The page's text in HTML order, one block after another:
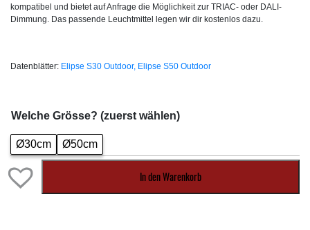
kompatibel und bietet auf Anfrage die Möglichkeit zur TRIAC- oder DALI-
Dimmung. Das passende Leuchtmittel legen wir dir kostenlos dazu.
Datenblätter: Elipse S30 Outdoor, Elipse S50 Outdoor
Welche Grösse? (zuerst wählen)
Ø30cm Ø50cm
In den Warenkorb